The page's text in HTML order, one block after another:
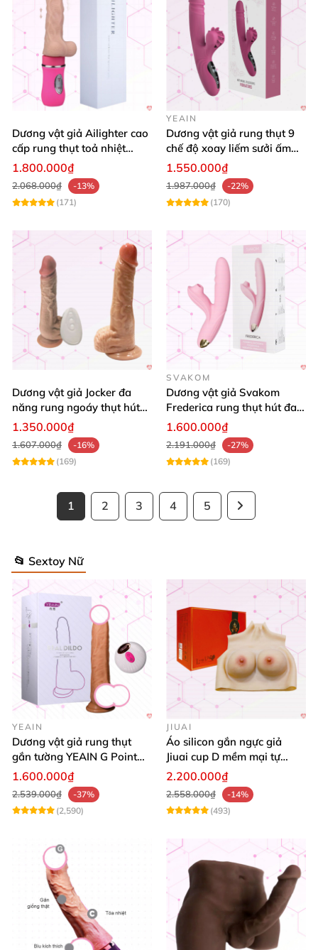
Dương vật giả Ailighter cao
cấp rung thụt toả nhiệt
mềm mại kích thích
1.800.000₫
2.068.000₫
-13%
(171)
YEAIN
Dương vật giả rung thụt 9
chế độ xoay liếm sưởi ấm
cao cấp Yeain
1.550.000₫
1.987.000₫
-22%
(170)
Dương vật giả Jocker đa
năng rung ngoáy thụt hút
tường tỏa nhiệt
1.350.000₫
1.607.000₫
-16%
(169)
SVAKOM
Dương vật giả Svakom
Frederica rung thụt hút đa
năng silicon cao cấp
1.600.000₫
2.191.000₫
-27%
(169)
1 2 3 4 5
📂 Sextoy Nữ
YEAIN
Dương vật giả rung thụt
gắn tường YEAIN G Point
tỏa nhiệt điều khiển từ xa
1.600.000₫
2.539.000₫
-37%
(2,590)
JIUAI
Áo silicon gắn ngực giả
Jiuai cup D mềm mại tự
nhiên đẹp
2.200.000₫
2.558.000₫
-14%
(493)